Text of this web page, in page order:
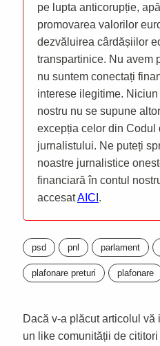
pe lupta anticorupție,
promovarea valorilor
dezvăluirea cârdășiilor
transpartinice. Nu avem
nu suntem conectați
interese ilegitime. Niciun
nostru nu se supune
excepția celor din Codul
jurnalistului. Ne puteți
noastre jurnalistice
financiară în contul
accesatAICI .
psd pnl parlament
plafonare preturi plafonare
Dacă v-a plăcut articolul vă
un like comunității de